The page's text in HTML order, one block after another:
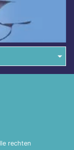
rechten